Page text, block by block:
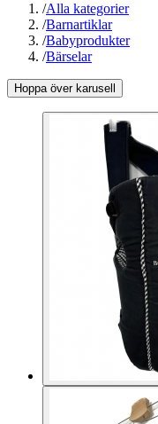
/Alla kategorier
/Barnartiklar
/Babyprodukter
/Bärselar
Hoppa över karusell